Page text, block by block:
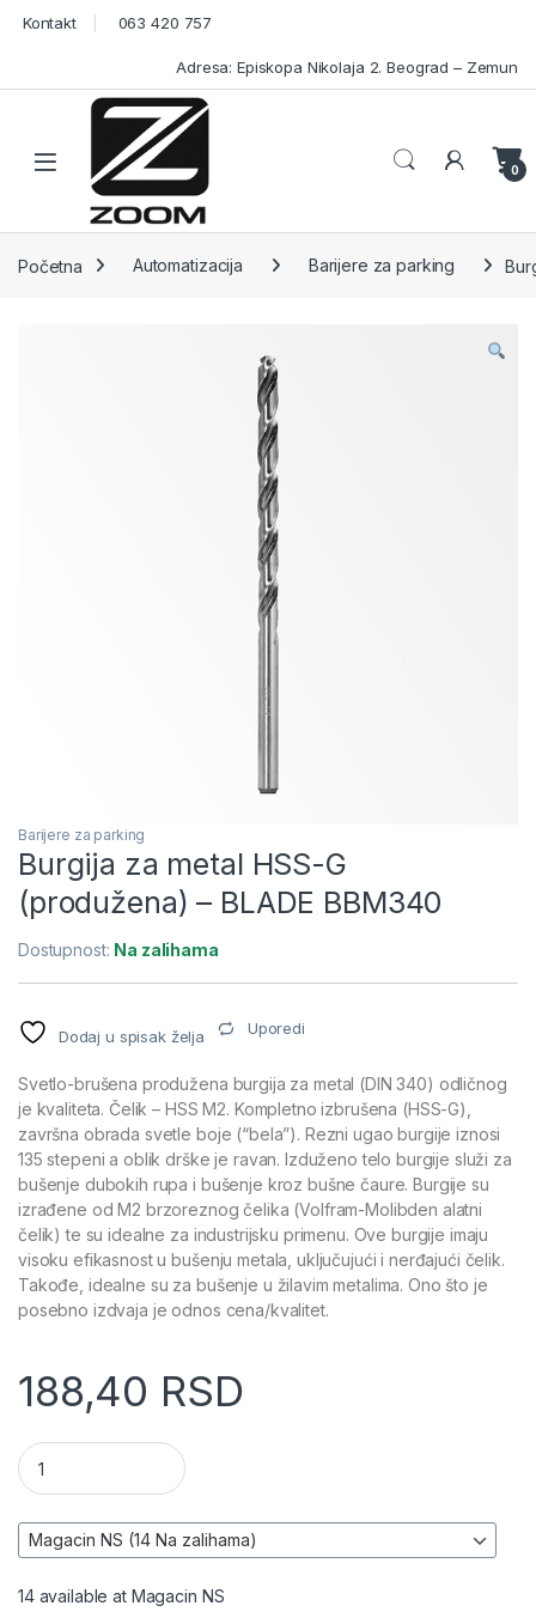
Skip to navigation
Skip to content
Kontakt 063 420 757
Adresa: Episkopa Nikolaja 2. Beograd – Zemun
Open 0
Početna Automatizacija Barijere za parking
Barijere za parking
Burgija za metal HSS-G
(produžena) – BLADE BBM340
Dostupnost: Na zalihama
Dodaj u spisak želja Uporedi
Svetlo-brušena produžena burgija za metal (DIN 340) odličnog
je kvaliteta. Čelik – HSS M2. Kompletno izbrušena (HSS-G),
završna obrada svetle boje (“bela”). Rezni ugao burgije iznosi
135 stepeni a oblik drške je ravan. Izduženo telo burgije služi za
bušenje dubokih rupa i bušenje kroz bušne čaure. Burgije su
izrađene od M2 brzoreznog čelika (Volfram-Molibden alatni
čelik) te su idealne za industrijsku primenu. Ove burgije imaju
visoku efikasnost u bušenju metala, uključujući i nerđajući čelik.
Takođe, idealne su za bušenje u žilavim metalima. Ono što je
posebno izdvaja je odnos cena/kvalitet.
188,40 RSD
Burgija za metal HSS-G (produžena) - BLADE BBM340 količina
14 available at Magacin NS